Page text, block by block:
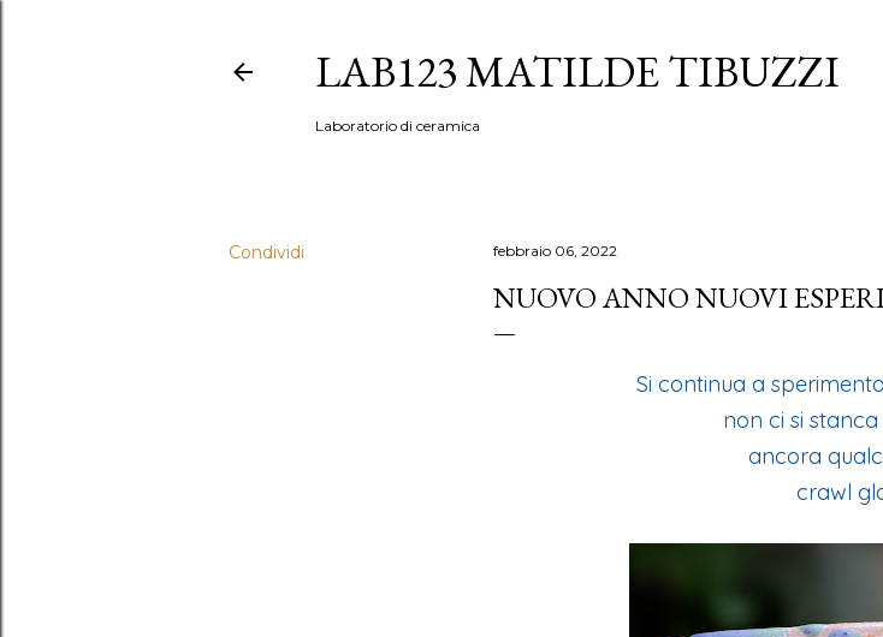
LAB123 MATILDE TIBUZZI
Laboratorio di ceramica
Condividi febbraio 06, 2022
NUOVO ANNO NUOVI
Si continua a
non ci si
ancora
crawl